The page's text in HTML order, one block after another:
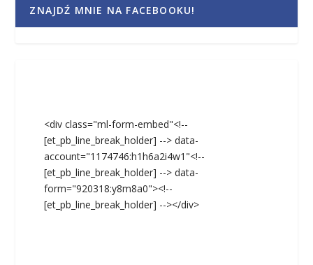
ZNAJDŹ MNIE NA FACEBOOKU!
<div class="ml-form-embed"<!--
[et_pb_line_break_holder] --> data-
account="1174746:h1h6a2i4w1"<!--
[et_pb_line_break_holder] --> data-
form="920318:y8m8a0"><!--
[et_pb_line_break_holder] --></div>